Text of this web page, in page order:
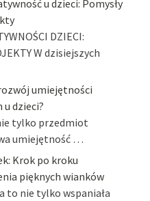
u dzieci: Pomysły
DZIECI:
W dzisiejszych
umiejętności
dzieci?
tylko przedmiot
umiejętność …
Krok po kroku
pięknych wianków
to nie tylko wspaniała